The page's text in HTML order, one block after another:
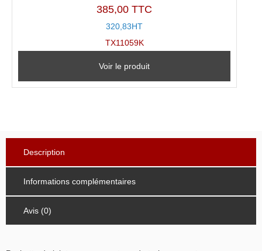
385,00 TTC
320,83HT
TX11059K
Voir le produit
Description
Informations complémentaires
Avis (0)